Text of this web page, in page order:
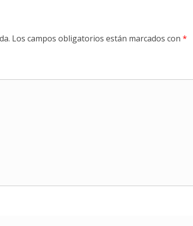
Los campos obligatorios están marcados con *